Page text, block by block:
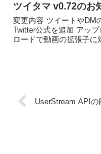
ツイタマ v0.72のお
変更内容 ツイートやDM
Twitter公式を追加 アッ
ロードで動画の拡張子
UserStream API